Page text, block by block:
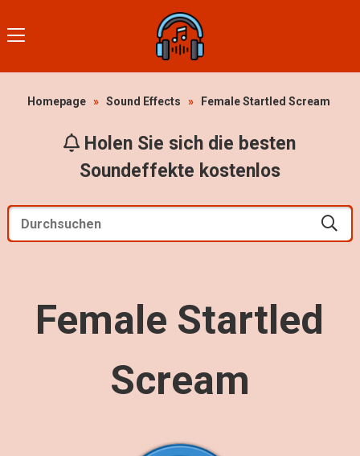
Homepage » Sound Effects » Female Startled Scream
Holen Sie sich die besten
Soundeffekte kostenlos
Female Startled
Scream